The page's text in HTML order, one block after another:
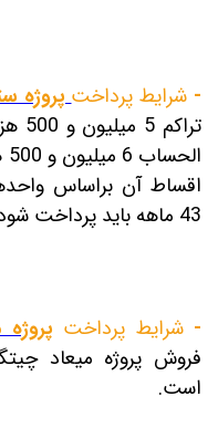
- شرایط پرداختپروژه
اقساط آن براساس
43 ماهه باید پرداخت شود.
-شرایط پرداخت
فروش پروژه میعاد
است.